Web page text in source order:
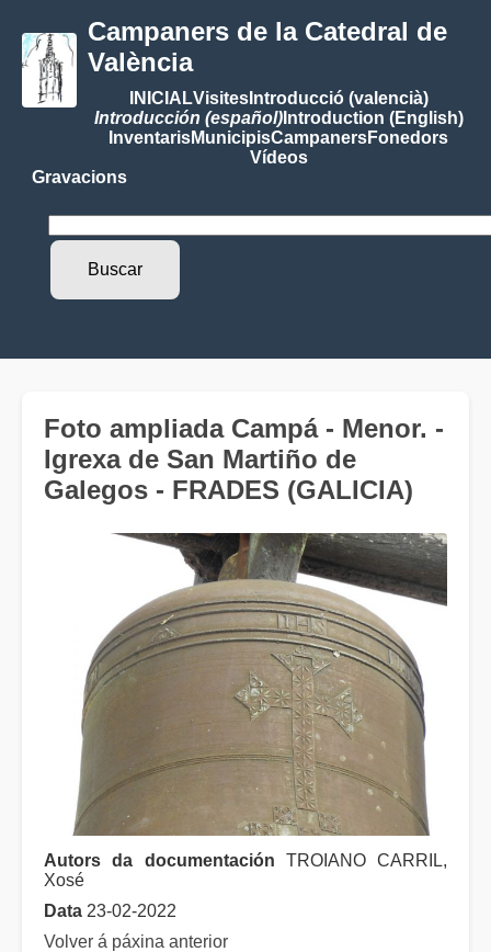
Campaners de la Catedral de
València
INICIALVisitesIntroducció (valencià)
Introducción (español)Introduction (English)
InventarisMunicipisCampanersFonedors
Vídeos
Gravacions
Foto ampliada Campá - Menor. -
Igrexa de San Martiño de
Galegos - FRADES (GALICIA)
Autors da documentación TROIANO CARRIL,
Xosé
Data 23-02-2022
Volver á páxina anterior